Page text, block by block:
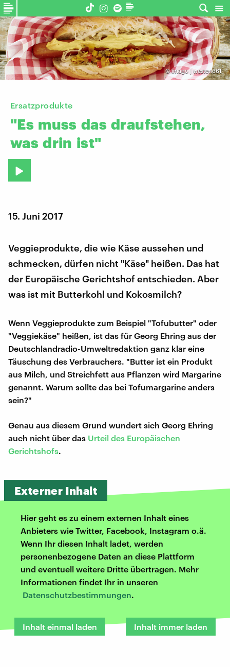
©imago | westend61
Ersatzprodukte
"Es muss das draufstehen,
was drin ist"
15. Juni 2017
Veggieprodukte, die wie Käse aussehen und
schmecken, dürfen nicht "Käse" heißen. Das hat
der Europäische Gerichtshof entschieden. Aber
was ist mit Butterkohl und Kokosmilch?
Wenn Veggieprodukte zum Beispiel "Tofubutter" oder
"Veggiekäse" heißen, ist das für Georg Ehring aus der
Deutschlandradio-Umweltredaktion ganz klar eine
Täuschung des Verbrauchers. "Butter ist ein Produkt
aus Milch, und Streichfett aus Pflanzen wird Margarine
genannt. Warum sollte das bei Tofumargarine anders
sein?"
Genau aus diesem Grund wundert sich Georg Ehring
auch nicht über das Urteil des Europäischen
Gerichtshofs.
Externer Inhalt
Hier geht es zu einem externen Inhalt eines
Anbieters wie Twitter, Facebook, Instagram o.ä.
Wenn Ihr diesen Inhalt ladet, werden
personenbezogene Daten an diese Plattform
und eventuell weitere Dritte übertragen. Mehr
Informationen findet Ihr in unseren
Datenschutzbestimmungen.
Inhalt einmal laden Inhalt immer laden